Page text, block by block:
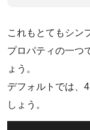
これもとてもシン
プロパティの一つ
ょう。
デフォルトでは、
しょう。